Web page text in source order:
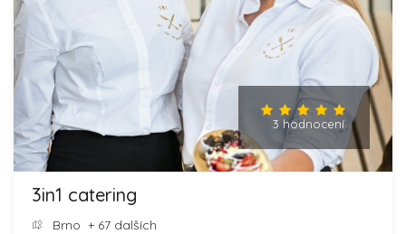
3 hodnocení
3in1 catering
Brno + 67 dalších